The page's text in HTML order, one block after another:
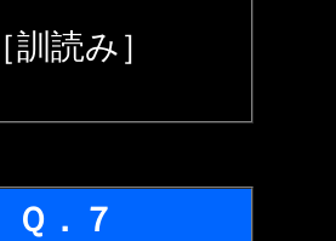
［訓読み］
Ｑ．７